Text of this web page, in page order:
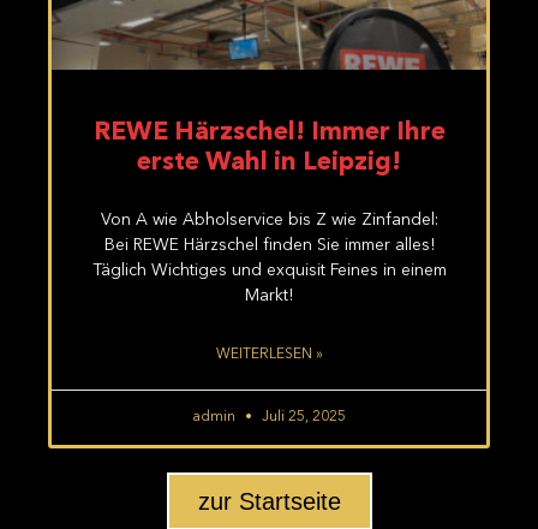
REWE Härzschel! Immer Ihre
erste Wahl in Leipzig!
Von A wie Abholservice bis Z wie Zinfandel:
Bei REWE Härzschel finden Sie immer alles!
Täglich Wichtiges und exquisit Feines in einem
Markt!
WEITERLESEN »
admin Juli 25, 2025
zur Startseite